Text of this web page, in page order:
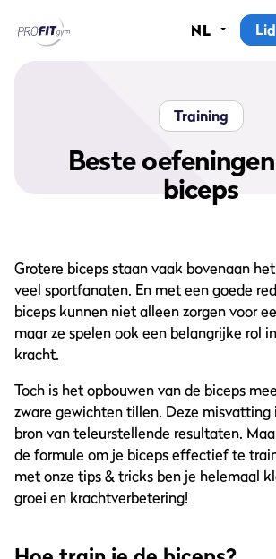
Sportscholen
Abonnementen
Groepslessen
Alle groepslessen
Waarom ProFit Gym
NL
Training
Beste
biceps
Grotere biceps staan vaak bovenaan
veel sportfanaten. En met een goede
biceps kunnen niet alleen zorgen voor
maar ze spelen ook een belangrijke rol
kracht.
Toch is het opbouwen van de biceps
zware gewichten tillen. Deze misvatting
bron van teleurstellende resultaten.
de formule om je biceps effectief te
met onze tips & tricks ben je helemaal
groei en krachtverbetering!